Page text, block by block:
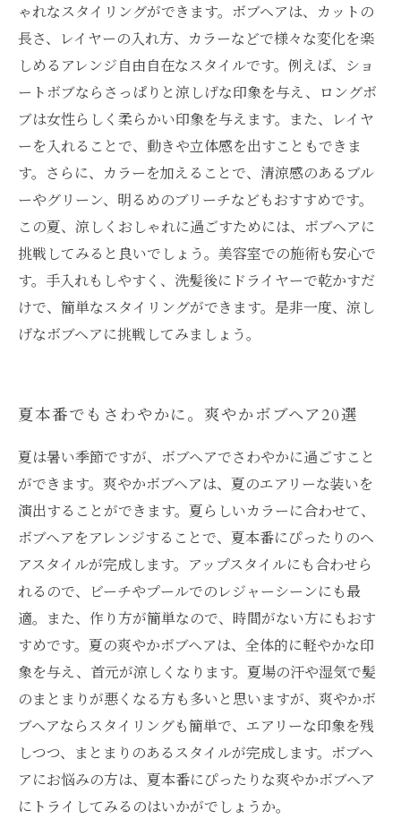
ゃれなスタイリングができます。ボブヘアは、カットの
長さ、レイヤーの入れ方、カラーなどで様々な変化を楽
しめるアレンジ自由自在なスタイルです。例えば、ショ
ートボブならさっぱりと涼しげな印象を与え、ロングボ
ブは女性らしく柔らかい印象を与えます。また、レイヤ
ーを入れることで、動きや立体感を出すこともできま
す。さらに、カラーを加えることで、清涼感のあるブル
ーやグリーン、明るめのブリーチなどもおすすめです。
この夏、涼しくおしゃれに過ごすためには、ボブヘアに
挑戦してみると良いでしょう。美容室での施術も安心で
す。手入れもしやすく、洗髪後にドライヤーで乾かすだ
けで、簡単なスタイリングができます。是非一度、涼し
げなボブヘアに挑戦してみましょう。
夏本番でもさわやかに。爽やかボブヘア20選
夏は暑い季節ですが、ボブヘアでさわやかに過ごすこと
ができます。爽やかボブヘアは、夏のエアリーな装いを
演出することができます。夏らしいカラーに合わせて、
ボブヘアをアレンジすることで、夏本番にぴったりのヘ
アスタイルが完成します。アップスタイルにも合わせら
れるので、ビーチやプールでのレジャーシーンにも最
適。また、作り方が簡単なので、時間がない方にもおす
すめです。夏の爽やかボブヘアは、全体的に軽やかな印
象を与え、首元が涼しくなります。夏場の汗や湿気で髪
のまとまりが悪くなる方も多いと思いますが、爽やかボ
ブヘアならスタイリングも簡単で、エアリーな印象を残
しつつ、まとまりのあるスタイルが完成します。ボブヘ
アにお悩みの方は、夏本番にぴったりな爽やかボブヘア
にトライしてみるのはいかがでしょうか。